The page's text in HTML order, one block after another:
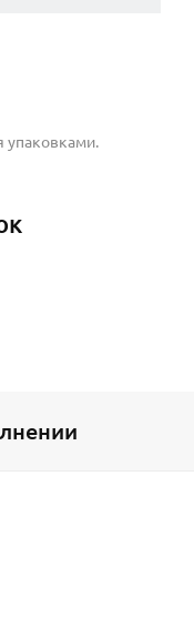
упаковками.